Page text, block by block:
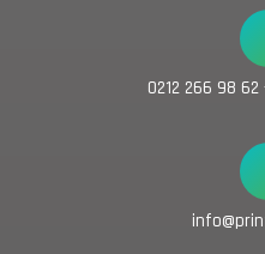
0212 266 98